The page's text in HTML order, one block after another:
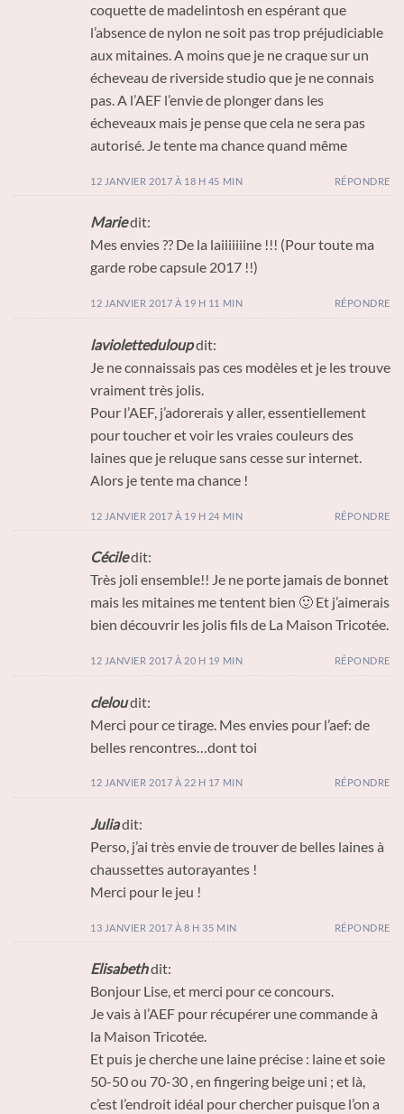
coquette de madelintosh en espérant que
l’absence de nylon ne soit pas trop préjudiciable
aux mitaines. A moins que je ne craque sur un
écheveau de riverside studio que je ne connais
pas. A l’AEF l’envie de plonger dans les
écheveaux mais je pense que cela ne sera pas
autorisé. Je tente ma chance quand même
12 JANVIER 2017 À 18 H 45 MIN RÉPONDRE
Mariedit:
Mes envies ?? De la laiiiiiiine !!! (Pour toute ma
garde robe capsule 2017 !!)
12 JANVIER 2017 À 19 H 11 MIN RÉPONDRE
lavioletteduloupdit:
Je ne connaissais pas ces modèles et je les trouve
vraiment très jolis.
Pour l’AEF, j’adorerais y aller, essentiellement
pour toucher et voir les vraies couleurs des
laines que je reluque sans cesse sur internet.
Alors je tente ma chance !
12 JANVIER 2017 À 19 H 24 MIN RÉPONDRE
Céciledit:
Très joli ensemble!! Je ne porte jamais de bonnet
mais les mitaines me tentent bien 🙂 Et j’aimerais
bien découvrir les jolis fils de La Maison Tricotée.
12 JANVIER 2017 À 20 H 19 MIN RÉPONDRE
cleloudit:
Merci pour ce tirage. Mes envies pour l’aef: de
belles rencontres…dont toi
12 JANVIER 2017 À 22 H 17 MIN RÉPONDRE
Juliadit:
Perso, j’ai très envie de trouver de belles laines à
chaussettes autorayantes !
Merci pour le jeu !
13 JANVIER 2017 À 8 H 35 MIN RÉPONDRE
Elisabethdit:
Bonjour Lise, et merci pour ce concours.
Je vais à l’AEF pour récupérer une commande à
la Maison Tricotée.
Et puis je cherche une laine précise : laine et soie
50-50 ou 70-30 , en fingering beige uni ; et là,
c’est l’endroit idéal pour chercher puisque l’on a